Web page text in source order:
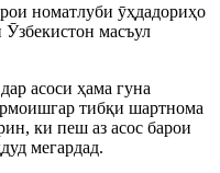
номатлуби ӯҳдадориҳо
масъул
асоси ҳама гуна
тибқи шартнома
ки пеш аз асос барои
мегардад.